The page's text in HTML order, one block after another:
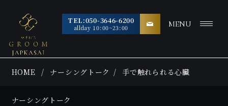
TEL:050-3646-6200
allday 10:00~23:00 MENU
HOME ナーシングトーク 手で触れられる心臓
ナーシングトーク